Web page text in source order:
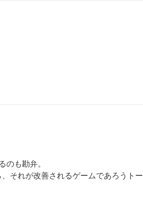
のも勘弁。
それが改善されるゲームであろうトー